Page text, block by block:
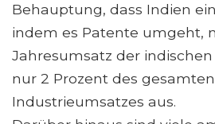
Behauptung, dass Indien
indem es Patente umgeht,
Jahresumsatz der
nur 2 Prozent des
Industrieumsatzes aus.